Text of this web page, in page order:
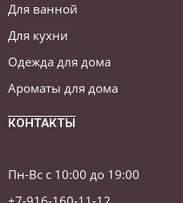
Для ванной
Для кухни
Одежда для дома
Ароматы для дома
КОНТАКТЫ
Пн-Вс с 10:00 до 19:00